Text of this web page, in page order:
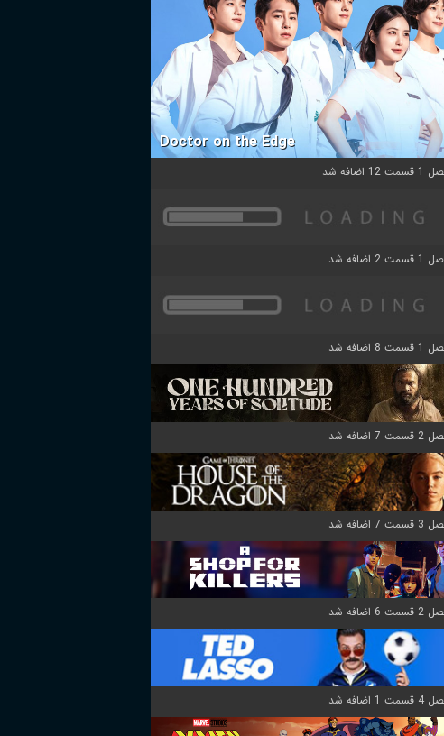
Doctor on the Edge
12 اضافه شد
2 اضافه شد
8 اضافه شد
7 اضافه شد
7 اضافه شد
6 اضافه شد
1 اضافه شد